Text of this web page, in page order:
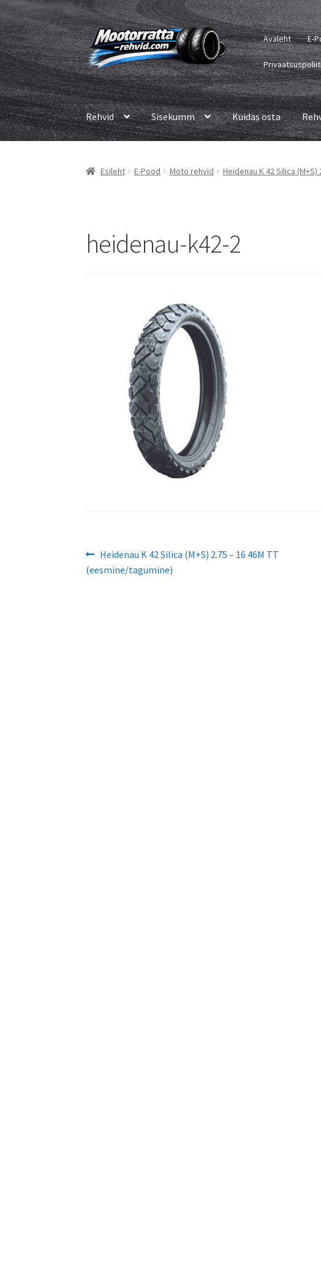
Liigu
navigeerimisele
Liigu
sisu
juurde
Avaleht E-
Rehvid Sisekumm Kuidas osta
Esileht E-Pood Moto rehvid Heidenau K 42 Silica
heidenau-k42-2
Navigeerimine
Eelmine
postitus:
Heidenau K 42 Silica (M+S) 2.75 – 16 46M TT
(eesmine/tagumine)